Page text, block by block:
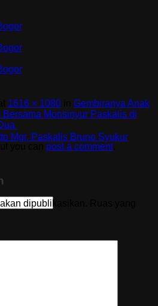
Mgr. Paskalis Bruno Syukur
1616 × 1080
Gembiranya Anak
Monsinyur Paskalis di
you can post a comment.
dipublikasikan.